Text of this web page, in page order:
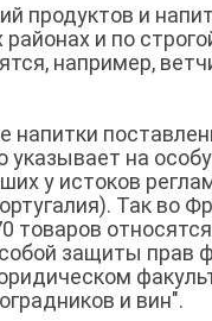
продуктов и
и по
например,
напитки
на
у истоков
Так во
защиты прав
и вин".